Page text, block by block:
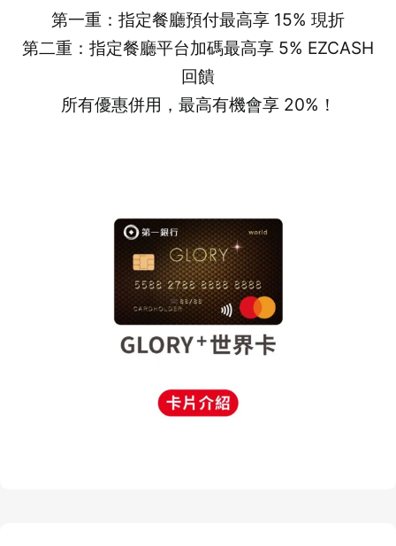
第一重：指定餐廳預付最高享 15% 現折
第二重：指定餐廳平台加碼最高享 5% EZCASH
回饋
所有優惠併用，最高有機會享 20%！